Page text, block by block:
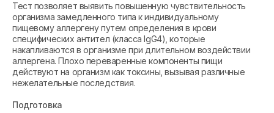
Тест позволяет выявить повышенную чувствительность
организма замедленного типа к индивидуальному
пищевому аллергену путем определения в крови
специфических антител (класса IgG4), которые
накапливаются в организме при длительном воздействии
аллергена. Плохо переваренные компоненты пищи
действуют на организм как токсины, вызывая различные
нежелательные последствия.
Подготовка